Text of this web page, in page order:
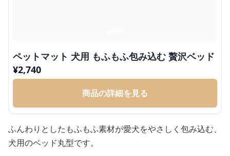
ペットマット 犬用 もふもふ包み込む 贅沢ベッド
¥2,740
商品の詳細を見る
ふんわりとしたもふもふ素材が愛犬をやさしく包み込む、
犬用のベッド丸型です。